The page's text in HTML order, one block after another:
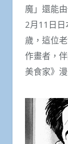
魔」還能
2月11日
歲，這位
作畫者，
美食家》